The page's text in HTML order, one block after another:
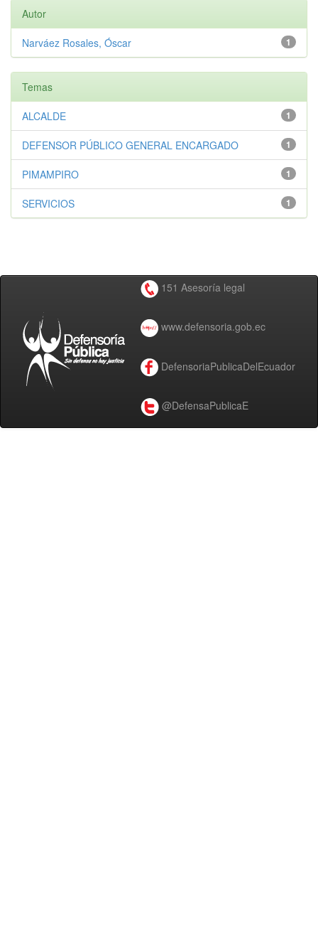
Autor
1
Narváez Rosales, Óscar
Temas
1
ALCALDE
1
DEFENSOR PÚBLICO GENERAL ENCARGADO
1
PIMAMPIRO
1
SERVICIOS
151 Asesoría legal
www.defensoria.gob.ec
DefensoriaPublicaDelEcuador
@DefensaPublicaE